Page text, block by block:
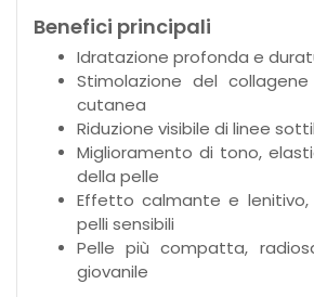
Benefici principali
Idratazione profonda e
Stimolazione del
cutanea
Riduzione visibile di linee
Miglioramento di tono,
della pelle
Effetto calmante e
pelli sensibili
Pelle più compatta,
giovanile